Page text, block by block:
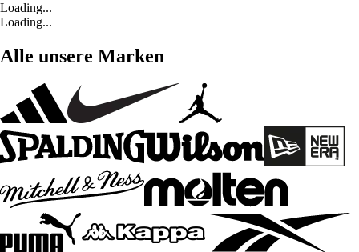
Loading...
Loading...
Alle unsere Marken